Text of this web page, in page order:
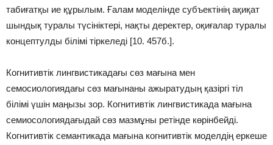
табиғатқы ие құрылым. Ғалам моделінде субъектінің ақиқат
шындық туралы түсініктері, нақты деректер, оқиғалар туралы
концептулды білімі тіркеледі [10. 457б.].
Когнитивтік лингвистикадағы сөз мағына мен
семосиологиядағы сөз мағынаны ажыратудың қазіргі тіл
білімі үшін маңызы зор. Когнитивтік лингвистикада мағына
семиосологиядағыдай сөз мазмұны ретінде көрінбейді.
Когнитивтік семантикада мағына когнитивтік моделдің еркеше